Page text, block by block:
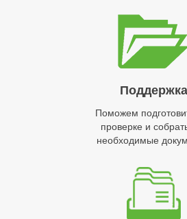
Поддержка
Поможем
проверке и
необходимые